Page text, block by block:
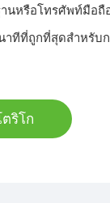
หรือโทรศัพท์มือถือ
ทีที่ถูกที่สุดสำหรับ
ริโก